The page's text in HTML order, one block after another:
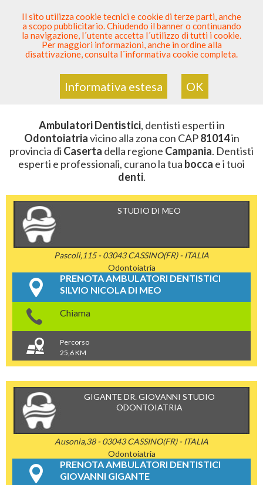
SEI DENTISTA? PARTECIPA
Sei QuiElenco Dentista Sicuro > Odontoiatria>
Ambulatori Dentistici>Campania>Caserta>CAP
81014
ZONA CON CAP 81014
Ambulatori Dentistici, dentisti esperti in
Odontoiatriavicino alla zona con CAP81014in
provincia di Caserta della regione Campania. Dentisti
esperti e professionali, curano la tua bocca e i tuoi
denti.
STUDIO DI MEO
Pascoli,115 - 03043 CASSINO(FR) - ITALIA
Odontoiatria
PRENOTA AMBULATORI DENTISTICI
SILVIO NICOLA DI MEO
Chiama
Percorso
25,6 KM
GIGANTE DR. GIOVANNI STUDIO
ODONTOIATRIA
Ausonia,38 - 03043 CASSINO(FR) - ITALIA
Odontoiatria
PRENOTA AMBULATORI DENTISTICI
GIOVANNI GIGANTE
Il sito utilizza cookie tecnici e cookie di terze parti, anche
a scopo pubblicitario. Chiudendo il banner o continuando
la navigazione, l´utente accetta l´utilizzo di tutti i cookie.
Per maggiori informazioni, anche in ordine alla
disattivazione, consulta l´informativa cookie completa.
Informativa estesa OK